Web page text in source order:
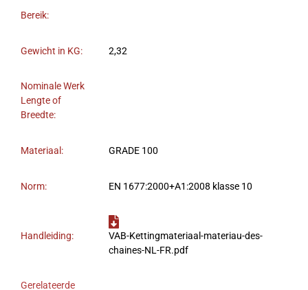
Bereik:
Gewicht in KG: 2,32
Nominale Werk
Lengte of
Breedte:
Materiaal: GRADE 100
Norm: EN 1677:2000+A1:2008 klasse 10
Handleiding:
VAB-Kettingmateriaal-materiau-des-
chaines-NL-FR.pdf
Gerelateerde